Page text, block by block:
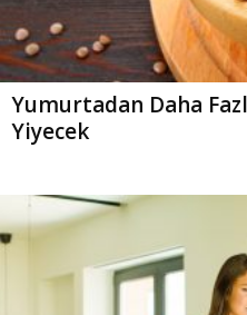
Yumurtadan Daha
Yiyecek